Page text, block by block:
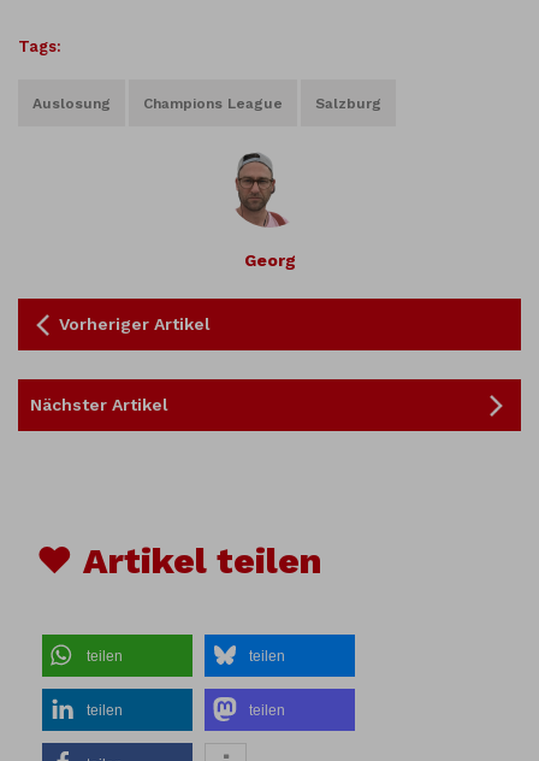
Tags:
Auslosung Champions League Salzburg
Georg
Vorheriger Artikel
Nächster Artikel
♥ Artikel teilen
teilen teilen
teilen teilen